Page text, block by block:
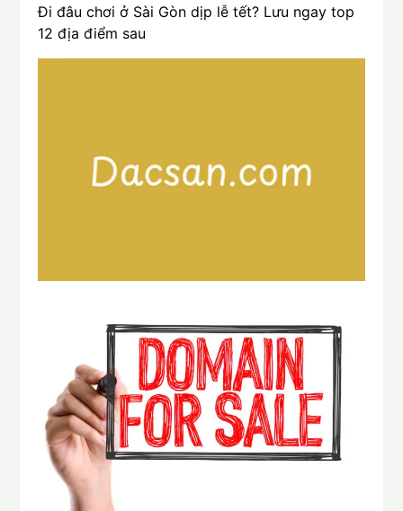
Đi đâu chơi ở Sài Gòn dịp lễ tết? Lưu ngay top
12 địa điểm sau